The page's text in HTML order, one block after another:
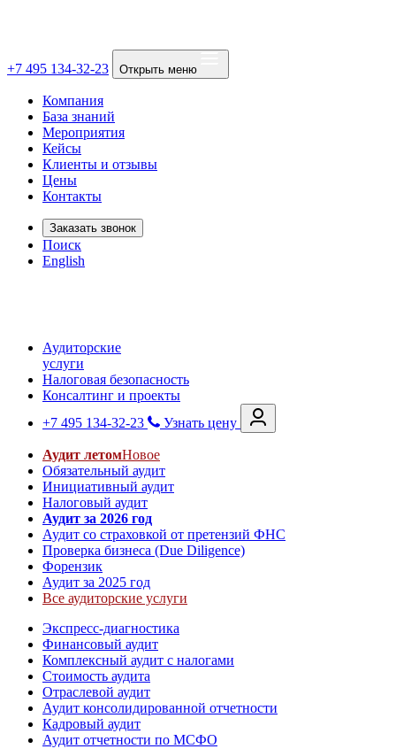
+7 495 134-32-23 Открыть меню
Компания
База знаний
Мероприятия
Кейсы
Клиенты и отзывы
Цены
Контакты
Заказать звонок
Поиск
English
Аудиторские
услуги
Налоговая безопасность
Консалтинг и проекты
+7 495 134-32-23
Узнать цену
Аудит летомНовое
Обязательный аудит
Инициативный аудит
Налоговый аудит
Аудит за 2026 год
Аудит со страховкой от претензий ФНС
Проверка бизнеса (Due Diligence)
Форензик
Аудит за 2025 год
Все аудиторские услуги
Экспресс-диагностика
Финансовый аудит
Комплексный аудит с налогами
Стоимость аудита
Отраслевой аудит
Аудит консолидированной отчетности
Кадровый аудит
Аудит отчетности по МСФО